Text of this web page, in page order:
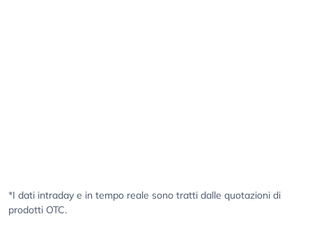
*I dati intraday e in tempo reale sono tratti dalle quotazioni di
prodotti OTC.